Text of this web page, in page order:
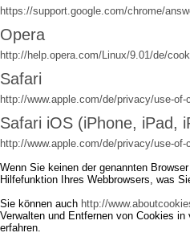
https://support.google.com/chrome/
Opera
http://help.opera.com/Linux/9.01/de/
Safari
http://www.apple.com/de/privacy/use-of-
Safari iOS (iPhone, iPad,
http://www.apple.com/de/privacy/use-of-
Wenn Sie keinen der genannten
Hilfefunktion Ihres Webbrowsers, was
Sie können auch http://
Verwalten und Entfernen von Cookies
erfahren.